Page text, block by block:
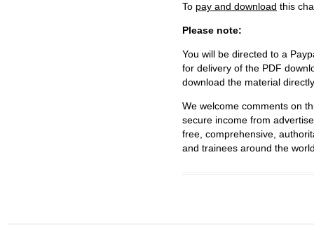
To pay and download this
Please note:
You will be directed to a
for delivery of the PDF
download the material
We welcome comments on
secure income from
free, comprehensive,
and trainees around the